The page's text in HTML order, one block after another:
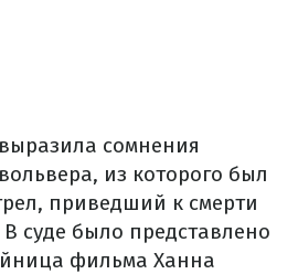
сомнения
из которого был
приведший к смерти
суде было представлено
фильма Ханна